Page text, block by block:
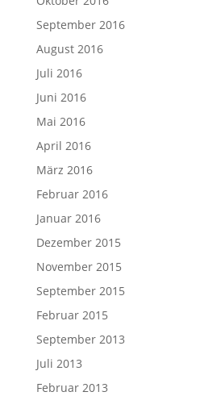
September 2016
August 2016
Juli 2016
Juni 2016
Mai 2016
April 2016
März 2016
Februar 2016
Januar 2016
Dezember 2015
November 2015
September 2015
Februar 2015
September 2013
Juli 2013
Februar 2013